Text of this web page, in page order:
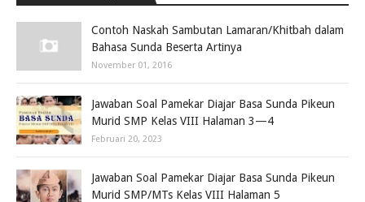
Contoh Naskah Sambutan Lamaran/Khitbah dalam
Bahasa Sunda Beserta Artinya
November 01, 2016
Jawaban Soal Pamekar Diajar Basa Sunda Pikeun
Murid SMP Kelas VIII Halaman 3—4
Februari 20, 2023
Jawaban Soal Pamekar Diajar Basa Sunda Pikeun
Murid SMP/MTs Kelas VIII Halaman 5